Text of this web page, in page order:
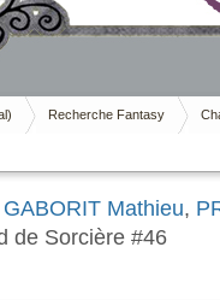
Recherche Fantasy
GABORIT Mathieu,
de Sorcière #46